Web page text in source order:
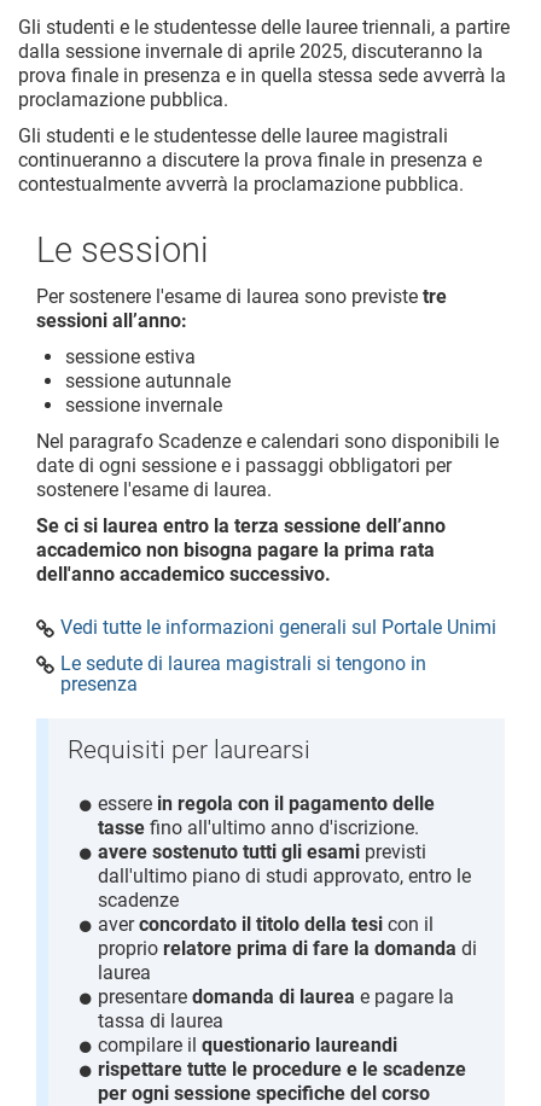
Gli studenti e le studentesse delle lauree triennali, a partire
dalla sessione invernale di aprile 2025, discuteranno la
prova finale in presenza e in quella stessa sede avverrà la
proclamazione pubblica.
Gli studenti e le studentesse delle lauree magistrali
continueranno a discutere la prova finale in presenza e
contestualmente avverrà la proclamazione pubblica.
Le sessioni
Per sostenere l'esame di laurea sono previste tre
sessioni all’anno:
sessione estiva
sessione autunnale
sessione invernale
Nel paragrafo Scadenze e calendari sono disponibili le
date di ogni sessione e i passaggi obbligatori per
sostenere l'esame di laurea.
Se ci si laurea entro la terza sessione dell’anno
accademico non bisogna pagare la prima rata
dell'anno accademico successivo.
Vedi tutte le informazioni generali sul Portale Unimi
Le sedute di laurea magistrali si tengono in
presenza
Requisiti per laurearsi
essere in regola con il pagamento delle
tasse fino all'ultimo anno d'iscrizione.
avere sostenuto tutti gli esami previsti
dall'ultimo piano di studi approvato, entro le
scadenze
averconcordato il titolo della tesi con il
proprio relatore prima di fare la domanda di
laurea
presentare domanda di laurea e pagare la
tassa di laurea
compilare il questionario laureandi
rispettare tutte le procedure e le scadenze
per ogni sessione specifiche del corso